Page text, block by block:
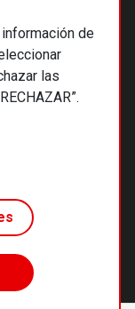
información de
las
SCCL